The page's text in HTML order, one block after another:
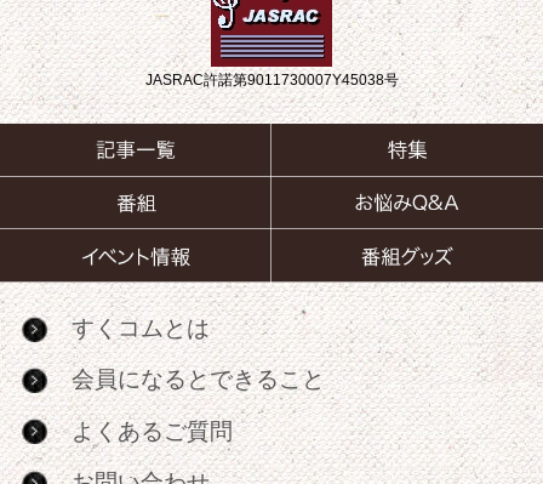
JASRAC許諾第9011730007Y45038号
すくコムとは
会員になるとできること
よくあるご質問